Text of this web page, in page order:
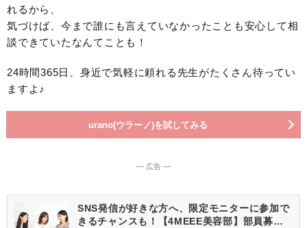
れるから、
気づけば、今まで誰にも言えていなかったことも安心して相
談できていたなんてことも！
24時間365日、身近で気軽に頼れる先生がたくさん待ってい
ますよ♪
urano(ウラーノ)を試してみる
― 広告 ―
SNS発信が好きな方へ、限定モニターに参加で
きるチャンスも！【4MEEE美容部】部員募集